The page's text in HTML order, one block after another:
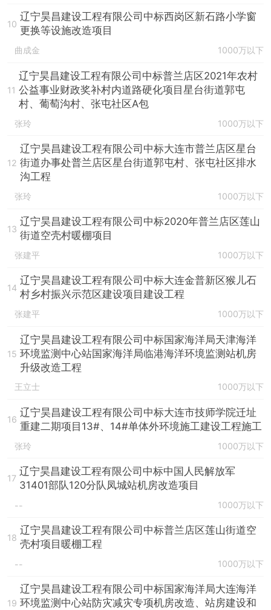
10
辽宁昊昌建设工程有限公司中标西岗区新石路小学窗
更换等设施改造项目
曲成金 1000万以下
11
辽宁昊昌建设工程有限公司中标普兰店区2021年农村
公益事业财政奖补村内道路硬化项目星台街道郭屯
村、葡萄沟村、张屯社区A包
张玲 1000万以下
12
辽宁昊昌建设工程有限公司中标大连市普兰店区星台
街道办事处普兰店区星台街道郭屯村、张屯社区排水
沟工程
张玲 1000万以下
13
辽宁昊昌建设工程有限公司中标2020年普兰店区莲山
街道空壳村暖棚项目
张建平 1000万以下
14
辽宁昊昌建设工程有限公司中标大连金普新区猴儿石
村乡村振兴示范区建设项目建设工程
张建平 1000万以下
15
辽宁昊昌建设工程有限公司中标国家海洋局天津海洋
环境监测中心站国家海洋局临港海洋环境监测站机房
升级改造工程
王立士 1000万以下
16
辽宁昊昌建设工程有限公司中标大连市技师学院迁址
重建二期项目13#、14#单体外环境施工建设工程施工
张玲 1000万以下
17
辽宁昊昌建设工程有限公司中标中国人民解放军
31401部队120分队凤城站机房改造项目
-- 1000万以下
18
辽宁昊昌建设工程有限公司中标普兰店区莲山街道空
壳村项目暖棚工程
-- 1000万以下
19
辽宁昊昌建设工程有限公司中标国家海洋局大连海洋
环境监测中心站防灾减灾专项机房改造、站房建设和